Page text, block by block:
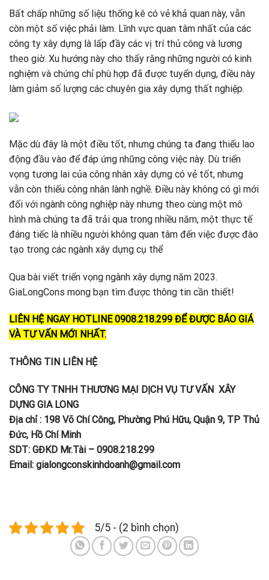
Bất chấp những số liệu thống kê có vẻ khả quan này, vẫn
còn một số việc phải làm. Lĩnh vực quan tâm nhất của các
công ty xây dựng là lấp đầy các vị trí thủ công và lương
theo giờ. Xu hướng này cho thấy rằng những người có kinh
nghiệm và chứng chỉ phù hợp đã được tuyển dụng, điều này
làm giảm số lượng các chuyên gia xây dựng thất nghiệp.
Mặc dù đây là một điều tốt, nhưng chúng ta đang thiếu lao
động đầu vào để đáp ứng những công việc này. Dù triển
vọng tương lai của công nhân xây dựng có vẻ tốt, nhưng
vẫn còn thiếu công nhân lành nghề. Điều này không có gì mới
đối với ngành công nghiệp này nhưng theo cùng một mô
hình mà chúng ta đã trải qua trong nhiều năm, một thực tế
đáng tiếc là nhiều người không quan tâm đến việc được đào
tạo trong các ngành xây dựng cụ thể
Qua bài viết triển vọng ngành xây dựng năm 2023.
GiaLongCons mong bạn tìm được thông tin cần thiết!
LIÊN HỆ NGAY HOTLINE 0908.218.299 ĐỂ ĐƯỢC BÁO GIÁ
VÀ TƯ VẤN MỚI NHẤT.
THÔNG TIN LIÊN HỆ
CÔNG TY TNHH THƯƠNG MẠI DỊCH VỤ TƯ VẤN XÂY
DỰNG GIA LONG
Địa chỉ : 198 Võ Chí Công, Phường Phú Hữu, Quận 9, TP Thủ
Đức, Hồ Chí Minh
SDT: GĐKD Mr.Tài – 0908.218.299
Email: gialongconskinhdoanh@gmail.com
5/5 - (2 bình chọn)